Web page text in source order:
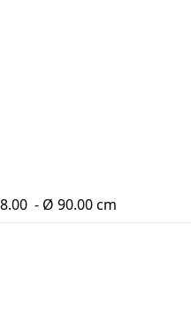
- Ø 90.00 cm